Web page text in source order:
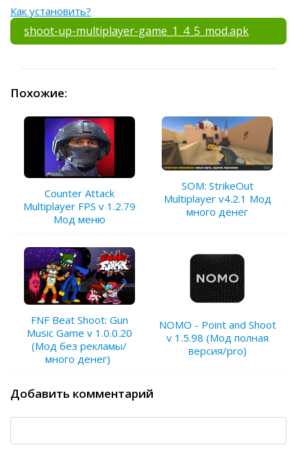
Как установить?
shoot-up-multiplayer-game_1_4_5_mod.apk
Похожие:
Counter Attack
Multiplayer FPS v 1.2.79
Мод меню
SOM: StrikeOut
Multiplayer v4.2.1 Мод
много денег
FNF Beat Shoot: Gun
Music Game v 1.0.0.20
(Мод без рекламы/
много денег)
NOMO - Point and Shoot
v 1.5.98 (Мод полная
версия/pro)
Добавить комментарий